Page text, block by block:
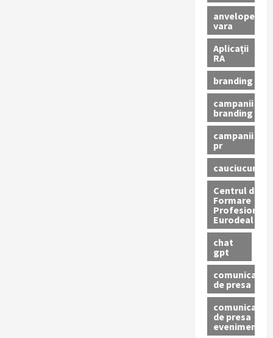
anvelope
vara
Aplicații
RA
branding
campanii
branding
campanii
pr
cauciucuri
Centrul de
Formare
Profesionala
Eurodeal
chat
gpt
comunicat
de presa
comunicat
de presa
eveniment